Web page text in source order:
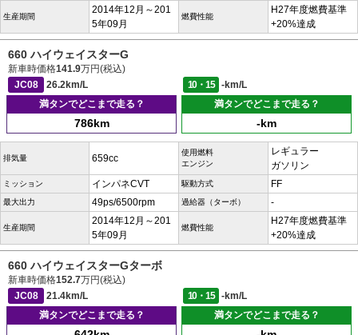
生産期間
2014年12月～201
5年09月
燃費性能
H27年度燃費基準
+20%達成
660 ハイウェイスターG
新車時価格141.9万円(税込)
JC08
26.2km/L 10・15
-km/L
満タンでどこまで走る？
786km
満タンでどこまで走る？
-km
排気量 659cc
使用燃料
エンジン
レギュラー
ガソリン
ミッション インパネCVT 駆動方式 FF
最大出力 49ps/6500rpm 過給器（ターボ） -
生産期間
2014年12月～201
5年09月
燃費性能
H27年度燃費基準
+20%達成
660 ハイウェイスターGターボ
新車時価格152.7万円(税込)
JC08
21.4km/L 10・15
-km/L
満タンでどこまで走る？
満タンでどこまで走る？